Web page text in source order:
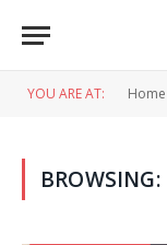
YOU ARE AT: Home
BROWSING: